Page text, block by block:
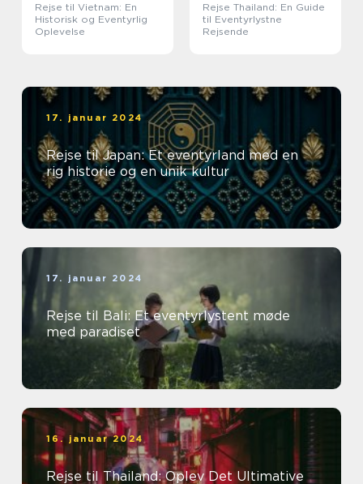
Rejse til Vietnam: En
Historisk og Eventyrlig
Oplevelse
Rejse Thailand: En Guide
til Eventyrlystne
Rejsende
17. januar 2024
Rejse til Japan: Et eventyrland med en
rig historie og en unik kultur
17. januar 2024
Rejse til Bali: Et eventyrlystent møde
med paradiset
16. januar 2024
Rejse til Thailand: Oplev Det Ultimative